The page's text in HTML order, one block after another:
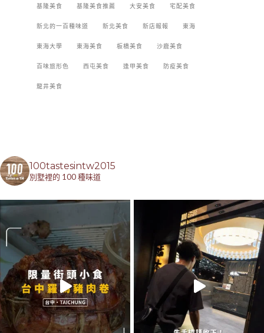
基隆美食 基隆美食推薦 大安美食 宅配美食
新北的一百種味道 新北美食 新店報報 東海
東海大學 東海美食 板橋美食 沙鹿美食
百味旅形色 西屯美食 逢甲美食 防疫美食
龍井美食
100tastesintw2015
別墅裡的 100 種味道